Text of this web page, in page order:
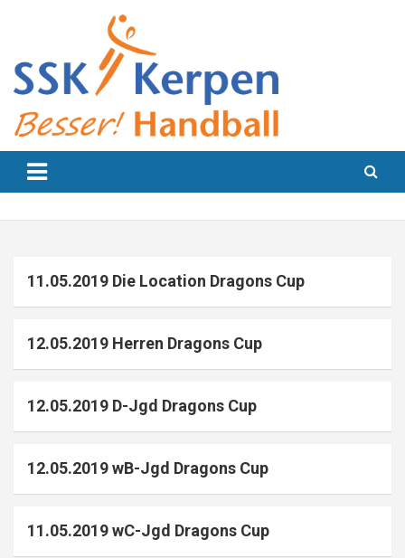
SSK Kerpen
11.05.2019 Die Location Dragons Cup
12.05.2019 Herren Dragons Cup
12.05.2019 D-Jgd Dragons Cup
12.05.2019 wB-Jgd Dragons Cup
11.05.2019 wC-Jgd Dragons Cup